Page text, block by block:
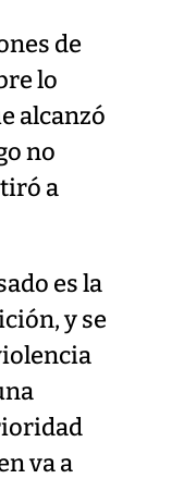
de
lo
alcanzó
no
a
es la
y se
va a